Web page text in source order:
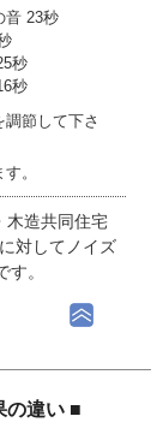
音 23秒
秒
秒
節して下さ
。
木造共同住宅
対してノイズ
。
の違い ■